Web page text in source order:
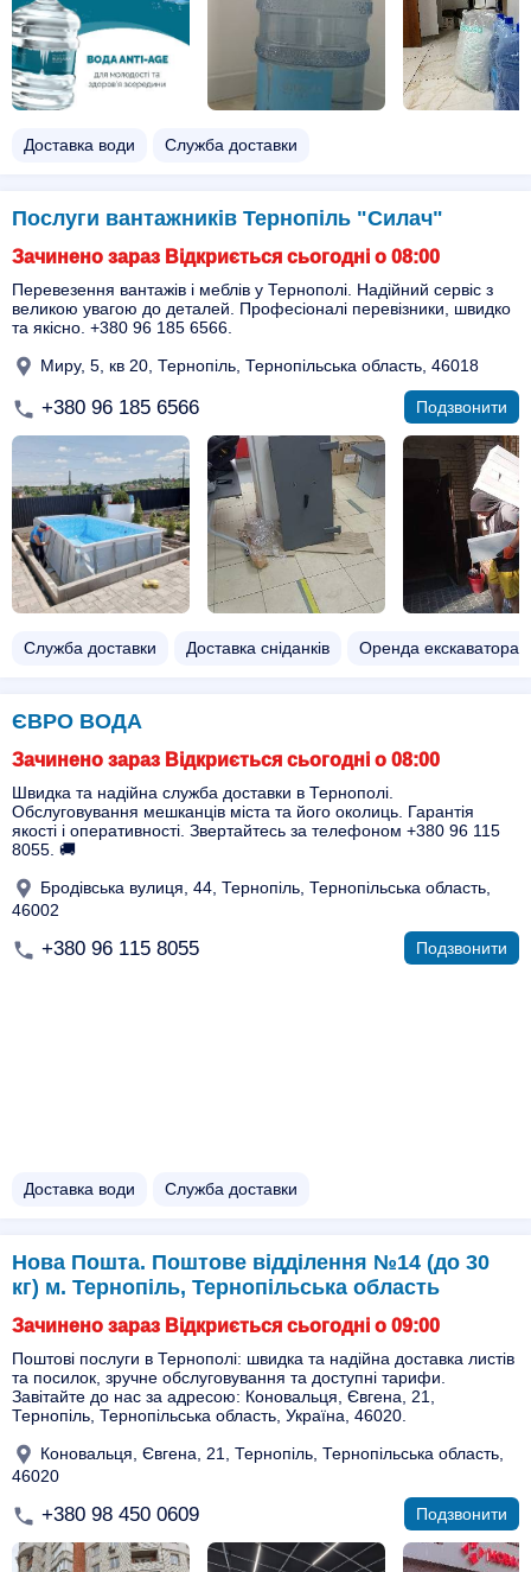
Доставка води Служба доставки
Послуги вантажників Тернопіль "Силач"
Зачинено зараз Відкриється сьогодні о 08:00
Перевезення вантажів і меблів у Тернополі. Надійний сервіс з
великою увагою до деталей. Професіоналі перевізники, швидко
та якісно. +380 96 185 6566.
Миру, 5, кв 20, Тернопіль, Тернопільська область, 46018
+380 96 185 6566 Подзвонити
Служба доставки Доставка сніданків Оренда екскаватора
ЄВРО ВОДА
Зачинено зараз Відкриється сьогодні о 08:00
Швидка та надійна служба доставки в Тернополі.
Обслуговування мешканців міста та його околиць. Гарантія
якості і оперативності. Звертайтесь за телефоном +380 96 115
8055. 🚚
Бродівська вулиця, 44, Тернопіль, Тернопільська область,
46002
+380 96 115 8055 Подзвонити
Доставка води Служба доставки
Нова Пошта. Поштове відділення №14 (до 30
кг) м. Тернопіль, Тернопільська область
Зачинено зараз Відкриється сьогодні о 09:00
Поштові послуги в Тернополі: швидка та надійна доставка листів
та посилок, зручне обслуговування та доступні тарифи.
Завітайте до нас за адресою: Коновальця, Євгена, 21,
Тернопіль, Тернопільська область, Україна, 46020.
Коновальця, Євгена, 21, Тернопіль, Тернопільська область,
46020
+380 98 450 0609 Подзвонити